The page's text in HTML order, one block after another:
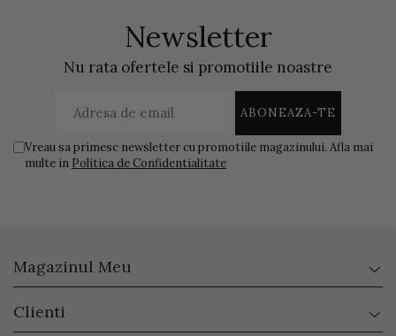
Newsletter
Nu rata ofertele si promotiile noastre
Vreau sa primesc newsletter cu promotiile magazinului. Afla mai
multe in Politica de Confidentialitate
Magazinul Meu
Clienti